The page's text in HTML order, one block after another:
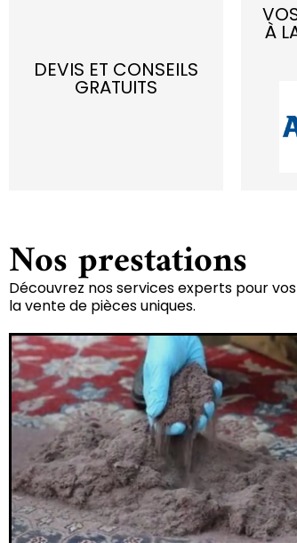
DEVIS ET CONSEILS
GRATUITS
À
Nos prestations
Découvrez nos services experts pour
la vente de pièces uniques.